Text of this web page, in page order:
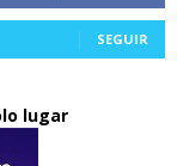
SEGUIR
lugar